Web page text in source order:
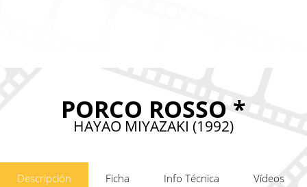
PORCO ROSSO *
HAYAO MIYAZAKI (1992)
Descripción Ficha Info Técnica Vídeos